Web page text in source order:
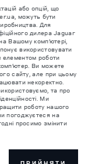
автомобіля.
можуть
автомобіля
автомобіля та
допустимі
технічні
деталей та
за собою
Деякі функції
для різних років
і кольори на
і можуть
без попереднього
або опцій, що
можуть бути
Для
дилера Jaguar
Вашому комп’ютері,
використовувати
елементом роботи
Ви можете
сайту, але при цьому
некоректно.
та про
Ми
роботу нашого
погоджуєтеся на
просимо змінити